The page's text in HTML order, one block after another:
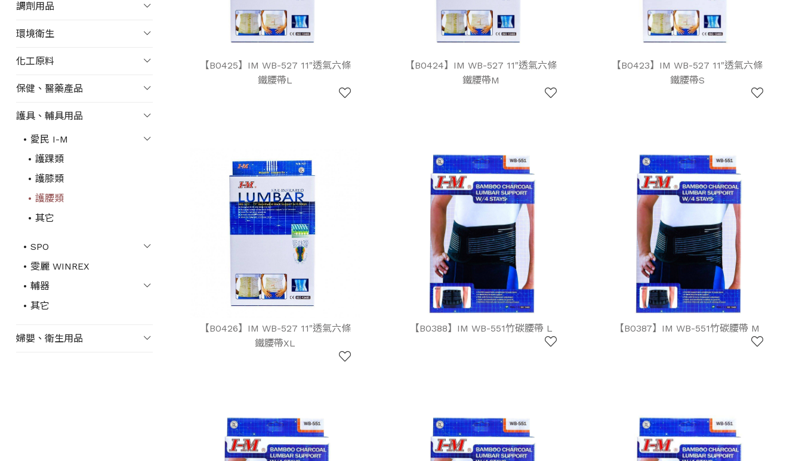
調劑用品
環境衛生
化工原料
保健、醫藥產品
護具、輔具用品
愛民 I-M
護踝類
護膝類
護腰類
其它
SPO
雯麗 WINREX
輔器
其它
婦嬰、衛生用品
【B0425】IM WB-527 11"透氣六條
鐵腰帶L
【B0424】IM WB-527 11"透氣六條
鐵腰帶M
【B0423】IM WB-527 11"透氣六條
鐵腰帶S
【B0426】IM WB-527 11"透氣六條
鐵腰帶XL
【B0388】IM WB-551竹碳腰帶 L 【B0387】IM WB-551竹碳腰帶 M